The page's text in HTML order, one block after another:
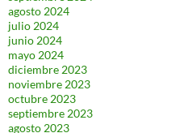
agosto 2024
julio 2024
junio 2024
mayo 2024
diciembre 2023
noviembre 2023
octubre 2023
septiembre 2023
agosto 2023